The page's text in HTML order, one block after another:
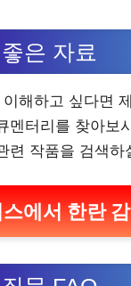
은 자료
해하고 싶다면
멘터리를 찾아보
련 작품을 검색하
에서 한란